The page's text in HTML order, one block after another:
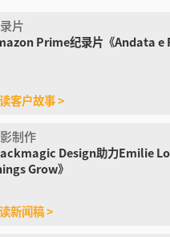
片
Prime纪录片 《Andata
客户故事 >
制作
Design助力Emilie
Grow》
新闻稿 >